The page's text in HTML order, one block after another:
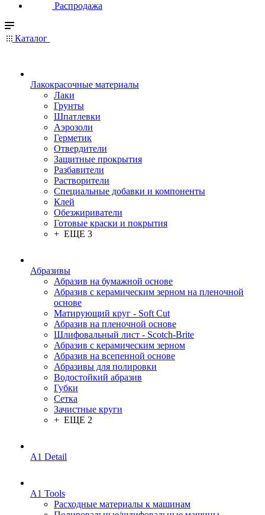
Распродажа
Каталог
Лакокрасочные материалы
Лаки
Грунты
Шпатлевки
Аэрозоли
Герметик
Отвердители
Защитные прокрытия
Разбавители
Растворители
Специальные добавки и компоненты
Клей
Обезжириватели
Готовые краски и покрытия
+ ЕЩЕ 3
Абразивы
Абразив на бумажной основе
Абразив с керамическим зерном на пленочной
основе
Матирующий круг - Soft Cut
Абразив на пленочной основе
Шлифовальный лист - Scotch-Brite
Абразив с керамическим зерном
Абразив на всепенной основе
Абразивы для полировки
Водостойкий абразив
Губки
Сетка
Зачистные круги
+ ЕЩЕ 2
A1 Detail
A1 Tools
Расходные материалы к машинам